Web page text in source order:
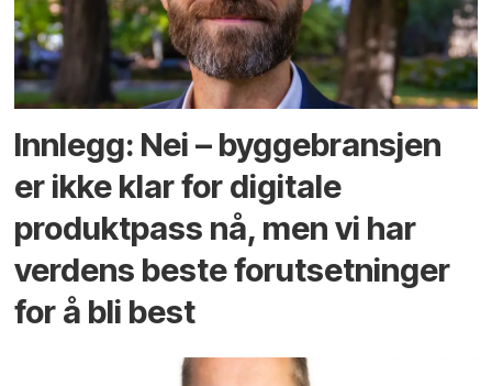
Innlegg: Nei – byggebransjen
er ikke klar for digitale
produktpass nå, men vi har
verdens beste forutsetninger
for å bli best